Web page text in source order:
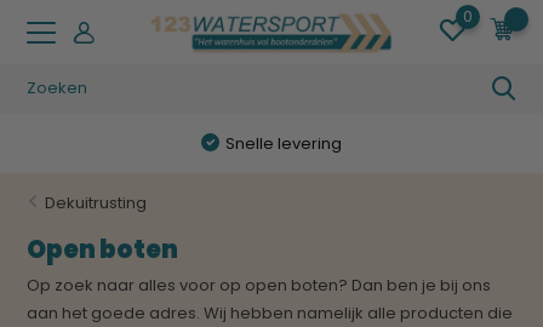
0
Snelle levering
Dekuitrusting
Open boten
Op zoek naar alles voor op open boten? Dan ben je bij ons
aan het goede adres. Wij hebben namelijk alle producten die